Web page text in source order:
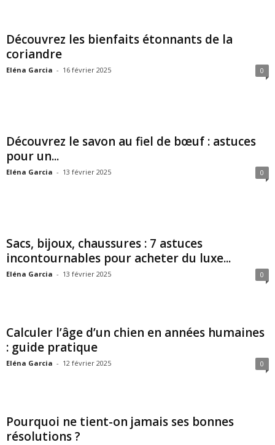
Découvrez les bienfaits étonnants de la
coriandre
Eléna Garcia - 16 février 2025 0
Découvrez le savon au fiel de bœuf : astuces
pour un...
Eléna Garcia - 13 février 2025 0
Sacs, bijoux, chaussures : 7 astuces
incontournables pour acheter du luxe...
Eléna Garcia - 13 février 2025 0
Calculer l’âge d’un chien en années humaines
: guide pratique
Eléna Garcia - 12 février 2025 0
Pourquoi ne tient-on jamais ses bonnes
résolutions ?